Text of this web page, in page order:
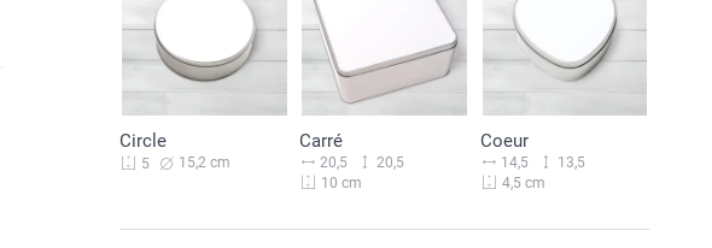
Circle
5 15,2 cm
Carré
20,5
20,5
10 cm
Coeur
14,5
13,5
4,5 cm